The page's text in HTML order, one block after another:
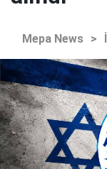
Mepa News >